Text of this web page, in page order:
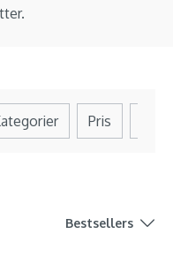
Pris
Bestsellers